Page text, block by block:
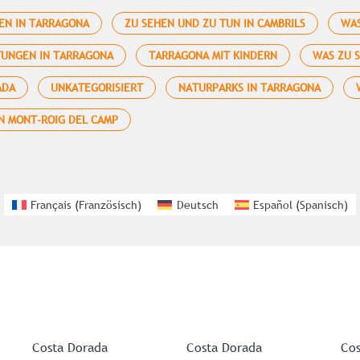
IN TARRAGONA ZU SEHEN UND ZU TUN IN CAMBRILS
IN TARRAGONA TARRAGONA MIT KINDERN WAS ZU
UNKATEGORISIERT NATURPARKS IN TARRAGONA
MONT-ROIG DEL CAMP
Français (Französisch) Deutsch Español (Spanisch)
Costa Dorada Costa Dorada